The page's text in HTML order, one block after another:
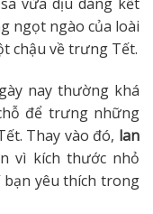
ngọt ngào của loài
chậu về trưng Tết.
nay thường khá
để trưng những
Thay vào đó, lan
vì kích thước nhỏ
yêu thích trong